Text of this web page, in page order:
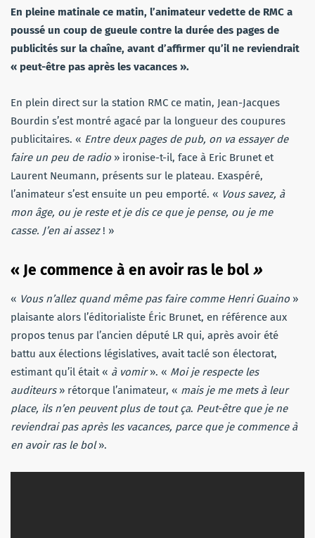
En pleine matinale ce matin, l’animateur vedette de RMC a
poussé un coup de gueule contre la durée des pages de
publicités sur la chaîne, avant d’affirmer qu’il ne reviendrait
« peut-être pas après les vacances ».
En plein direct sur la station RMC ce matin, Jean-Jacques
Bourdin s’est montré agacé par la longueur des coupures
publicitaires. « Entre deux pages de pub, on va essayer de
faire un peu de radio » ironise-t-il, face à Eric Brunet et
Laurent Neumann, présents sur le plateau. Exaspéré,
l’animateur s’est ensuite un peu emporté. « Vous savez, à
mon âge, ou je reste et je dis ce que je pense, ou je me
casse. J’en ai assez! »
« Je commence à en avoir ras le bol»
« Vous n’allez quand même pas faire comme Henri Guaino »
plaisante alors l’éditorialiste Éric Brunet, en référence aux
propos tenus par l’ancien député LR qui, après avoir été
battu aux élections législatives, avait taclé son électorat,
estimant qu’il était « à vomir». « Moi je respecte les
auditeurs » rétorque l’animateur, « mais je me mets à leur
place, ils n’en peuvent plus de tout ça. Peut-être que je ne
reviendrai pas après les vacances, parce que je commence à
en avoir ras le bol».